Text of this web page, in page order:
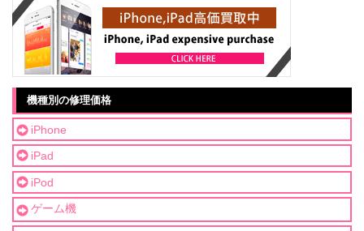
機種別の修理価格
iPhone
iPad
iPod
ゲーム機